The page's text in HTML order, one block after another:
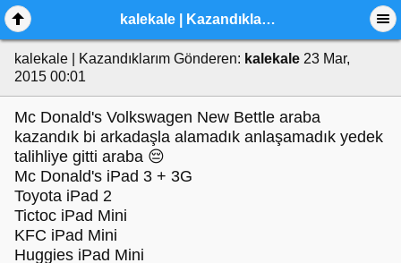
kalekale | Kazandıklarım
kalekale | Kazandıklarım Gönderen: kalekale 23 Mar,
2015 00:01
Mc Donald's Volkswagen New Bettle araba
kazandık bi arkadaşla alamadık anlaşamadık yedek
talihliye gitti araba 😔
Mc Donald's iPad 3 + 3G
Toyota iPad 2
Tictoc iPad Mini
KFC iPad Mini
Huggies iPad Mini